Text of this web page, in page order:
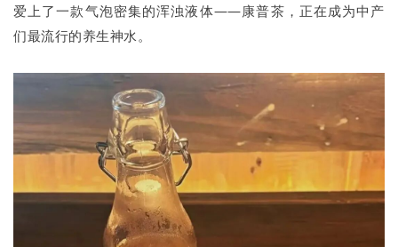
爱上了一款气泡密集的浑浊液体——康普茶，正在成为中产
们最流行的养生神水。